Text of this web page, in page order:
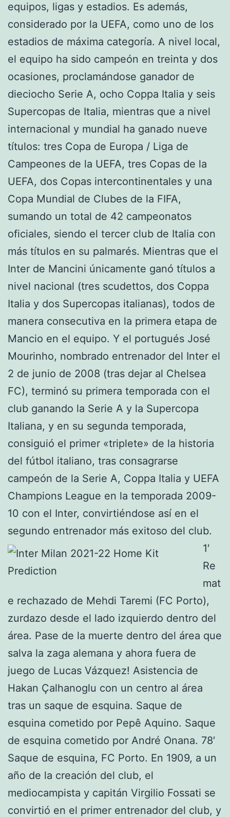
equipos, ligas y estadios. Es además,
considerado por la UEFA, como uno de los
estadios de máxima categoría. A nivel local,
el equipo ha sido campeón en treinta y dos
ocasiones, proclamándose ganador de
dieciocho Serie A, ocho Coppa Italia y seis
Supercopas de Italia, mientras que a nivel
internacional y mundial ha ganado nueve
títulos: tres Copa de Europa / Liga de
Campeones de la UEFA, tres Copas de la
UEFA, dos Copas intercontinentales y una
Copa Mundial de Clubes de la FIFA,
sumando un total de 42 campeonatos
oficiales, siendo el tercer club de Italia con
más títulos en su palmarés. Mientras que el
Inter de Mancini únicamente ganó títulos a
nivel nacional (tres scudettos, dos Coppa
Italia y dos Supercopas italianas), todos de
manera consecutiva en la primera etapa de
Mancio en el equipo. Y el portugués José
Mourinho, nombrado entrenador del Inter el
2 de junio de 2008 (tras dejar al Chelsea
FC), terminó su primera temporada con el
club ganando la Serie A y la Supercopa
Italiana, y en su segunda temporada,
consiguió el primer «triplete» de la historia
del fútbol italiano, tras consagrarse
campeón de la Serie A, Coppa Italia y UEFA
Champions League en la temporada 2009-
10 con el Inter, convirtiéndose así en el
segundo entrenador más exitoso del club.
1′
Re
mat
e rechazado de Mehdi Taremi (FC Porto),
zurdazo desde el lado izquierdo dentro del
área. Pase de la muerte dentro del área que
salva la zaga alemana y ahora fuera de
juego de Lucas Vázquez! Asistencia de
Hakan Çalhanoglu con un centro al área
tras un saque de esquina. Saque de
esquina cometido por Pepê Aquino. Saque
de esquina cometido por André Onana. 78′
Saque de esquina, FC Porto. En 1909, a un
año de la creación del club, el
mediocampista y capitán Virgilio Fossati se
convirtió en el primer entrenador del club, y